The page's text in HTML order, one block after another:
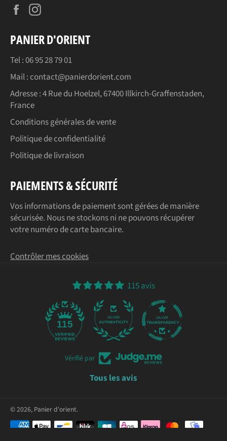
Facebook
PANIER D'ORIENT
Tel : 06 95 28 79 01
Mail : contact@panierdorient.com
Adresse :4 Rue du Hoelzel, 67400 Illkirch-Graffenstaden,
France
Conditions générales de vente
Politique de confidentialité
Politique de livraison
PAIEMENTS & SÉCURITÉ
Vos informations de paiement sont gérées de manière
sécurisée. Nous ne stockons ni ne pouvons récupérer
votre numéro de carte bancaire.
Contrôler mes cookies
115 avis
115
Vérifié par
Tous les avis
© 2026, Panier d'orient.
Moyens
de